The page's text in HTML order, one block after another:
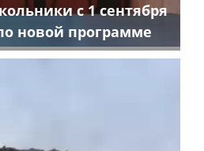
с 1 сентября
новой программе